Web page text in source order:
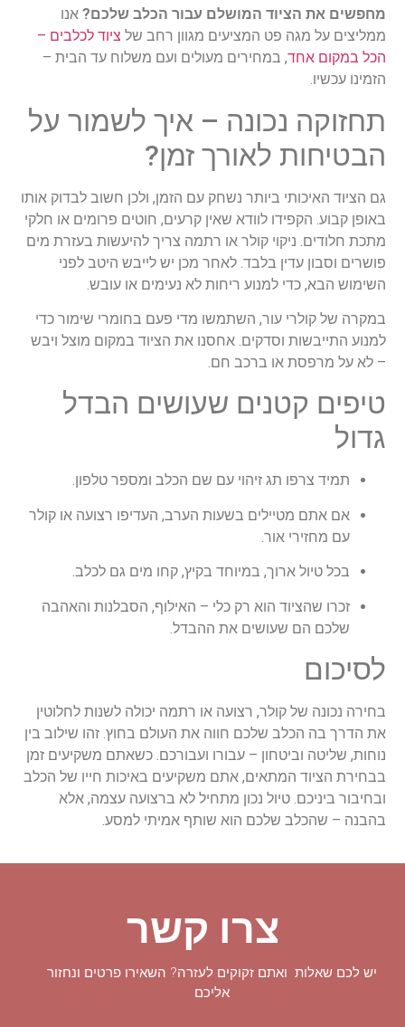
מחפשים את הציוד המושלם עבור הכלב שלכם? אנו
ממליצים על מגה פט המציעים מגוון רחב של ציוד לכלבים –
הכל במקום אחד, במחירים מעולים ועם משלוח עד הבית –
הזמינו עכשיו.
תחזוקה נכונה – איך לשמור על
הבטיחות לאורך זמן?
גם הציוד האיכותי ביותר נשחק עם הזמן, ולכן חשוב לבדוק אותו
באופן קבוע. הקפידו לוודא שאין קרעים, חוטים פרומים או חלקי
מתכת חלודים. ניקוי קולר או רתמה צריך להיעשות בעזרת מים
פושרים וסבון עדין בלבד. לאחר מכן יש לייבש היטב לפני
השימוש הבא, כדי למנוע ריחות לא נעימים או עובש.
במקרה של קולרי עור, השתמשו מדי פעם בחומרי שימור כדי
למנוע התייבשות וסדקים. אחסנו את הציוד במקום מוצל ויבש
– לא על מרפסת או ברכב חם.
טיפים קטנים שעושים הבדל
גדול
תמיד צרפו תג זיהוי עם שם הכלב ומספר טלפון.
אם אתם מטיילים בשעות הערב, העדיפו רצועה או קולר
עם מחזירי אור.
בכל טיול ארוך, במיוחד בקיץ, קחו מים גם לכלב.
זכרו שהציוד הוא רק כלי – האילוף, הסבלנות והאהבה
שלכם הם שעושים את ההבדל.
לסיכום
בחירה נכונה של קולר, רצועה או רתמה יכולה לשנות לחלוטין
את הדרך בה הכלב שלכם חווה את העולם בחוץ. זהו שילוב בין
נוחות, שליטה וביטחון – עבורו ועבורכם. כשאתם משקיעים זמן
בבחירת הציוד המתאים, אתם משקיעים באיכות חייו של הכלב
ובחיבור ביניכם. טיול נכון מתחיל לא ברצועה עצמה, אלא
בהבנה – שהכלב שלכם הוא שותף אמיתי למסע.
צרו קשר
יש לכם שאלות ואתם זקוקים לעזרה? השאירו פרטים ונחזור
אליכם